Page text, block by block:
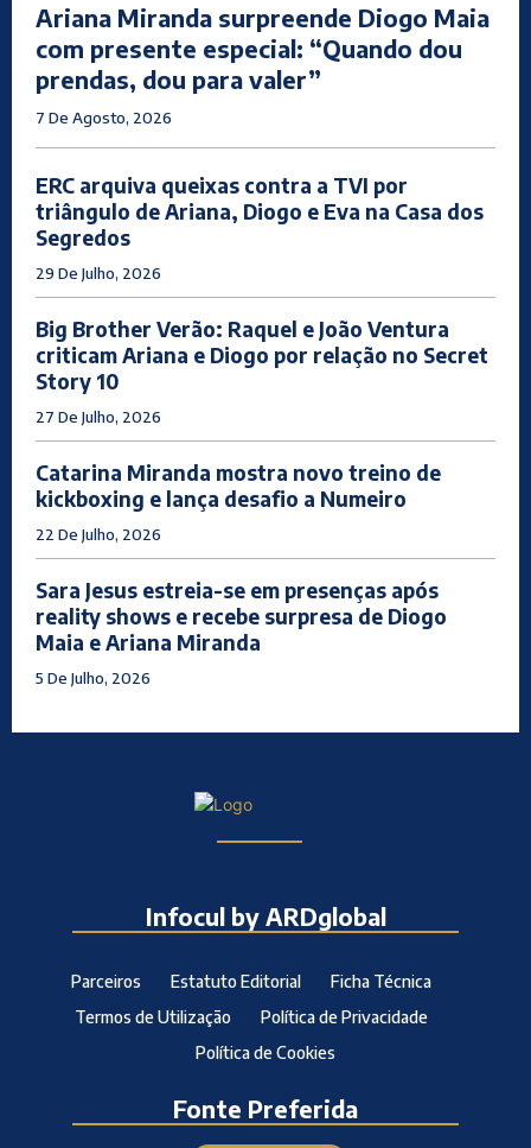
Ariana Miranda surpreende Diogo Maia
com presente especial: “Quando dou
prendas, dou para valer”
7 De Agosto, 2026
ERC arquiva queixas contra a TVI por
triângulo de Ariana, Diogo e Eva na Casa dos
Segredos
29 De Julho, 2026
Big Brother Verão: Raquel e João Ventura
criticam Ariana e Diogo por relação no Secret
Story 10
27 De Julho, 2026
Catarina Miranda mostra novo treino de
kickboxing e lança desafio a Numeiro
22 De Julho, 2026
Sara Jesus estreia-se em presenças após
reality shows e recebe surpresa de Diogo
Maia e Ariana Miranda
5 De Julho, 2026
Infocul by ARDglobal
Parceiros Estatuto Editorial
Ficha Técnica
Termos de Utilização
Política de Privacidade
Política de Cookies
Fonte Preferida